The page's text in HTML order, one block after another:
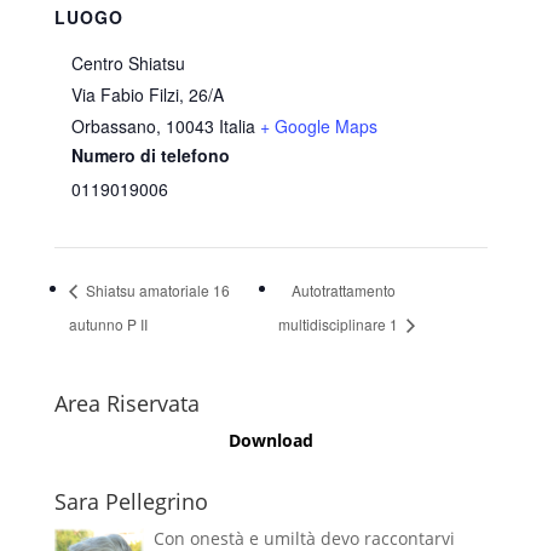
LUOGO
Centro Shiatsu
Via Fabio Filzi, 26/A
Orbassano, 10043 Italia + Google Maps
Numero di telefono
0119019006
Shiatsu amatoriale 16
autunno P II
Autotrattamento
multidisciplinare 1
Area Riservata
Download
Sara Pellegrino
Con onestà e umiltà devo raccontarvi